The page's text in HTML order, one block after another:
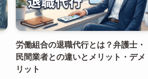
労働組合の退職代行とは？弁護士・
民間業者との違いとメリット・デメ
リット